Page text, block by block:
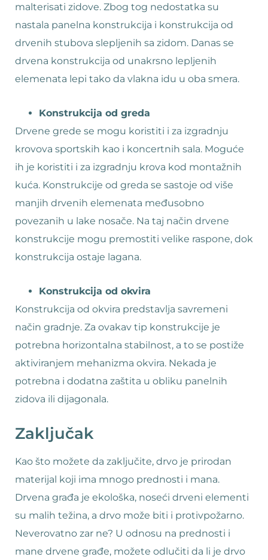
malterisati zidove. Zbog tog nedostatka su
nastala panelna konstrukcija i konstrukcija od
drvenih stubova slepljenih sa zidom. Danas se
drvena konstrukcija od unakrsno lepljenih
elemenata lepi tako da vlakna idu u oba smera.
Konstrukcija od greda
Drvene grede se mogu koristiti i za izgradnju
krovova sportskih kao i koncertnih sala. Moguće
ih je koristiti i za izgradnju krova kod montažnih
kuća. Konstrukcije od greda se sastoje od više
manjih drvenih elemenata međusobno
povezanih u lake nosače. Na taj način drvene
konstrukcije mogu premostiti velike raspone, dok
konstrukcija ostaje lagana.
Konstrukcija od okvira
Konstrukcija od okvira predstavlja savremeni
način gradnje. Za ovakav tip konstrukcije je
potrebna horizontalna stabilnost, a to se postiže
aktiviranjem mehanizma okvira. Nekada je
potrebna i dodatna zaštita u obliku panelnih
zidova ili dijagonala.
Zaključak
Kao što možete da zaključite, drvo je prirodan
materijal koji ima mnogo prednosti i mana.
Drvena građa je ekološka, noseći drveni elementi
su malih težina, a drvo može biti i protivpožarno.
Neverovatno zar ne? U odnosu na prednosti i
mane drvene građe, možete odlučiti da li je drvo